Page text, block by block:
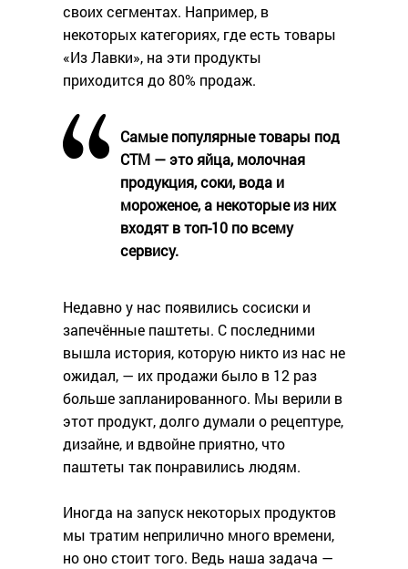
своих сегментах. Например, в
некоторых категориях, где есть товары
«Из Лавки», на эти продукты
приходится до 80% продаж.
Самые популярные товары под
СТМ — это яйца, молочная
продукция, соки, вода и
мороженое, а некоторые из них
входят в топ-10 по всему
сервису.
Недавно у нас появились сосиски и
запечённые паштеты. С последними
вышла история, которую никто из нас не
ожидал, — их продажи было в 12 раз
больше запланированного. Мы верили в
этот продукт, долго думали о рецептуре,
дизайне, и вдвойне приятно, что
паштеты так понравились людям.
Иногда на запуск некоторых продуктов
мы тратим неприлично много времени,
но оно стоит того. Ведь наша задача —